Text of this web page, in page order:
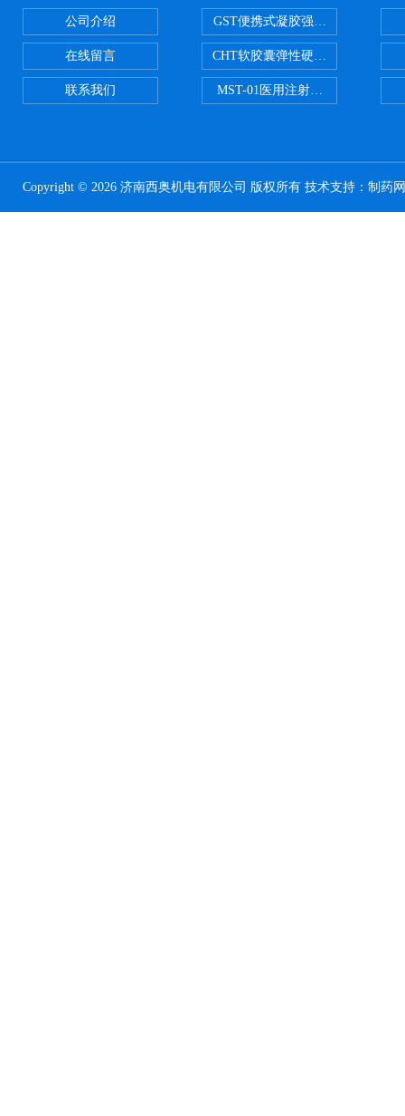
公司介绍
在线留言
联系我们
GST便携式凝胶强度测定仪
CHT软胶囊弹性硬度测试仪
MST-01医用注射器测试仪
Copyright © 2026 济南西奥机电有限公司 版权所有 技术支持： 制药网